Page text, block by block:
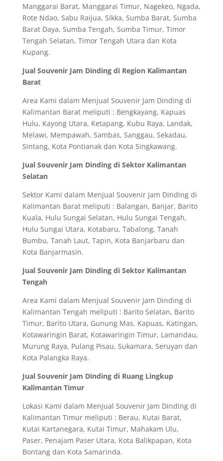
Manggarai Barat, Manggarai Timur, Nagekeo, Ngada,
Rote Ndao, Sabu Raijua, Sikka, Sumba Barat, Sumba
Barat Daya, Sumba Tengah, Sumba Timur, Timor
Tengah Selatan, Timor Tengah Utara dan Kota
Kupang.
Jual Souvenir Jam Dinding di Region Kalimantan
Barat
Area Kami dalam Menjual Souvenir Jam Dinding di
Kalimantan Barat meliputi : Bengkayang, Kapuas
Hulu, Kayong Utara, Ketapang, Kubu Raya, Landak,
Melawi, Mempawah, Sambas, Sanggau, Sekadau,
Sintang, Kota Pontianak dan Kota Singkawang.
Jual Souvenir Jam Dinding di Sektor Kalimantan
Selatan
Sektor Kami dalam Menjual Souvenir Jam Dinding di
Kalimantan Barat meliputi : Balangan, Banjar, Barito
Kuala, Hulu Sungai Selatan, Hulu Sungai Tengah,
Hulu Sungai Utara, Kotabaru, Tabalong, Tanah
Bumbu, Tanah Laut, Tapin, Kota Banjarbaru dan
Kota Banjarmasin.
Jual Souvenir Jam Dinding di Sektor Kalimantan
Tengah
Area Kami dalam Menjual Souvenir Jam Dinding di
Kalimantan Tengah meliputi : Barito Selatan, Barito
Timur, Barito Utara, Gunung Mas, Kapuas, Katingan,
Kotawaringin Barat, Kotawaringin Timur, Lamandau,
Murung Raya, Pulang Pisau, Sukamara, Seruyan dan
Kota Palangka Raya.
Jual Souvenir Jam Dinding di Ruang Lingkup
Kalimantan Timur
Lokasi Kami dalam Menjual Souvenir Jam Dinding di
Kalimantan Timur meliputi : Berau, Kutai Barat,
Kutai Kartanegara, Kutai Timur, Mahakam Ulu,
Paser, Penajam Paser Utara, Kota Balikpapan, Kota
Bontang dan Kota Samarinda.